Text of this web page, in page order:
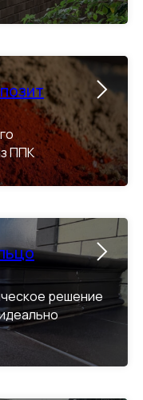
ППК
решение